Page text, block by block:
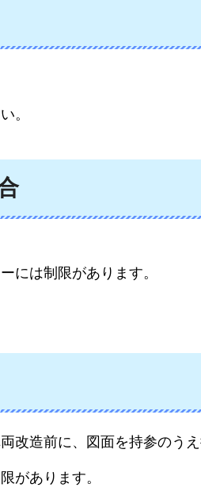
。
には制限があります。
改造前に、図面を持参のうえ
があります。